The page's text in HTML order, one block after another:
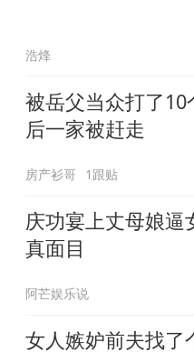
浩烽
被岳父当众打了
后一家被赶走
房产衫哥 1跟贴
庆功宴上丈母娘逼
真面目
阿芒娱乐说
女人嫉妒前夫找了